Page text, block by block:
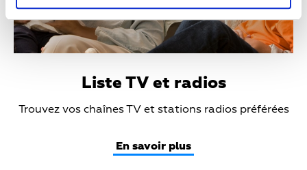
Liste TV et radios
Teaser
Trouvez vos chaînes TV et stations radios préférées
En savoir plus